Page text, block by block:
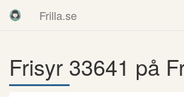
Frilla.se
Frisyr 33641 på